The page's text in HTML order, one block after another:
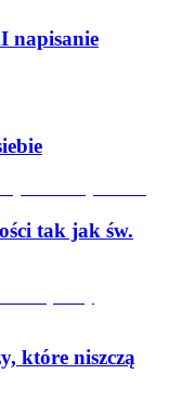
napisanie
tak jak św.
które niszczą